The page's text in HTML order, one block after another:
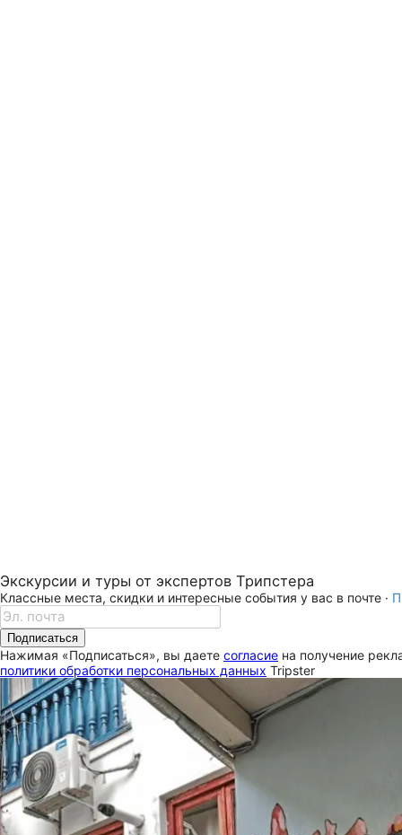
Экскурсии и туры от экспертов Трипстера
Классные места, скидки и интересные события у вас в почте ·
Подписаться
Нажимая «Подписаться», вы даете согласие на получение
политики обработки персональных данных Tripster